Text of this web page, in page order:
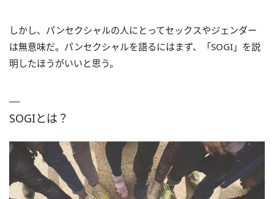
しかし、パンセクシャルの人にとってセックスやジェンダー
は無意味だ。パンセクシャルを語るにはまず、「SOGI」を説
明したほうがいいと思う。
SOGIとは？